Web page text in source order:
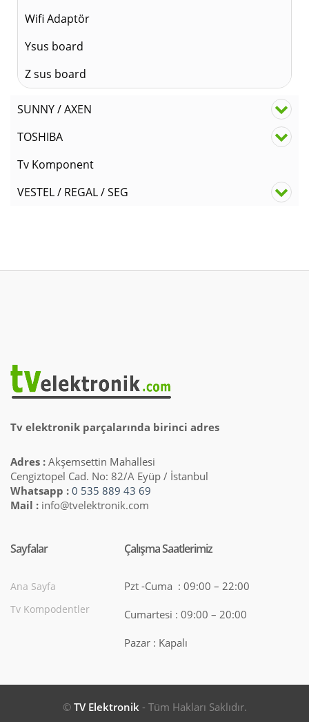
Wifi Adaptör
Ysus board
Z sus board
SUNNY / AXEN
TOSHIBA
Tv Komponent
VESTEL / REGAL / SEG
Tv elektronik parçalarında birinci adres
Adres : Akşemsettin Mahallesi
Cengiztopel Cad. No: 82/A Eyüp / İstanbul
Whatsapp : 0 535 889 43 69
Mail : info@tvelektronik.com
Sayfalar
Ana Sayfa
Tv Kompodentler
Çalışma Saatlerimiz
Pzt -Cuma : 09:00 – 22:00
Cumartesi : 09:00 – 20:00
Pazar : Kapalı
© TV Elektronik- Tüm Hakları Saklıdır.